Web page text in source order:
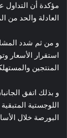
مؤكدة أن
العادلة والحد من
و من ثم شدد
استقرار الأسعار
المنتجين
و بذلك اتفق
اللوجستية
البورصة خلال